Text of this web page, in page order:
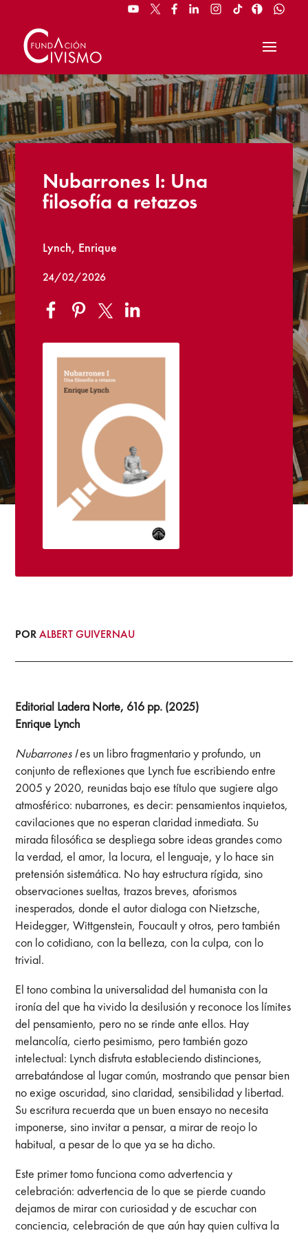
Nubarrones I: Una
filosofía a retazos
Lynch, Enrique
24/02/2026
PORALBERT GUIVERNAU
Editorial Ladera Norte, 616 pp. (2025)
Enrique Lynch
Nubarrones Ies un libro fragmentario y profundo, un
conjunto de reflexiones que Lynch fue escribiendo entre
2005 y 2020, reunidas bajo ese título que sugiere algo
atmosférico: nubarrones, es decir: pensamientos inquietos,
cavilaciones que no esperan claridad inmediata. Su
mirada filosófica se despliega sobre ideas grandes como
la verdad, el amor, la locura, el lenguaje, y lo hace sin
pretensión sistemática. No hay estructura rígida, sino
observaciones sueltas, trazos breves, aforismos
inesperados, donde el autor dialoga con Nietzsche,
Heidegger, Wittgenstein, Foucault y otros, pero también
con lo cotidiano, con la belleza, con la culpa, con lo
trivial.
El tono combina la universalidad del humanista con la
ironía del que ha vivido la desilusión y reconoce los límites
del pensamiento, pero no se rinde ante ellos. Hay
melancolía, cierto pesimismo, pero también gozo
intelectual: Lynch disfruta estableciendo distinciones,
arrebatándose al lugar común, mostrando que pensar bien
no exige oscuridad, sino claridad, sensibilidad y libertad.
Su escritura recuerda que un buen ensayo no necesita
imponerse, sino invitar a pensar, a mirar de reojo lo
habitual, a pesar de lo que ya se ha dicho.
Este primer tomo funciona como advertencia y
celebración: advertencia de lo que se pierde cuando
dejamos de mirar con curiosidad y de escuchar con
conciencia, celebración de que aún hay quien cultiva la